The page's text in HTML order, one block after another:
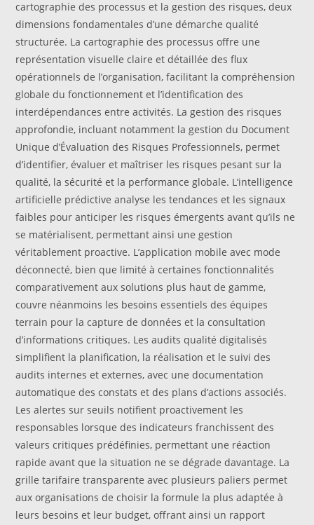
cartographie des processus et la gestion des risques, deux
dimensions fondamentales d’une démarche qualité
structurée. La cartographie des processus offre une
représentation visuelle claire et détaillée des flux
opérationnels de l’organisation, facilitant la compréhension
globale du fonctionnement et l’identification des
interdépendances entre activités. La gestion des risques
approfondie, incluant notamment la gestion du Document
Unique d’Évaluation des Risques Professionnels, permet
d’identifier, évaluer et maîtriser les risques pesant sur la
qualité, la sécurité et la performance globale. L’intelligence
artificielle prédictive analyse les tendances et les signaux
faibles pour anticiper les risques émergents avant qu’ils ne
se matérialisent, permettant ainsi une gestion
véritablement proactive. L’application mobile avec mode
déconnecté, bien que limité à certaines fonctionnalités
comparativement aux solutions plus haut de gamme,
couvre néanmoins les besoins essentiels des équipes
terrain pour la capture de données et la consultation
d’informations critiques. Les audits qualité digitalisés
simplifient la planification, la réalisation et le suivi des
audits internes et externes, avec une documentation
automatique des constats et des plans d’actions associés.
Les alertes sur seuils notifient proactivement les
responsables lorsque des indicateurs franchissent des
valeurs critiques prédéfinies, permettant une réaction
rapide avant que la situation ne se dégrade davantage. La
grille tarifaire transparente avec plusieurs paliers permet
aux organisations de choisir la formule la plus adaptée à
leurs besoins et leur budget, offrant ainsi un rapport